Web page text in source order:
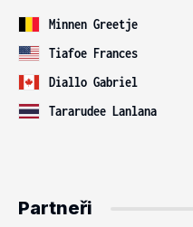
Minnen Greetje
Tiafoe Frances
Diallo Gabriel
Tararudee Lanlana
Partneři